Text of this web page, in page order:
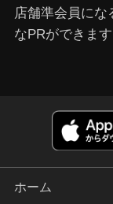
店舗準会員にな
なPRができます
ホーム